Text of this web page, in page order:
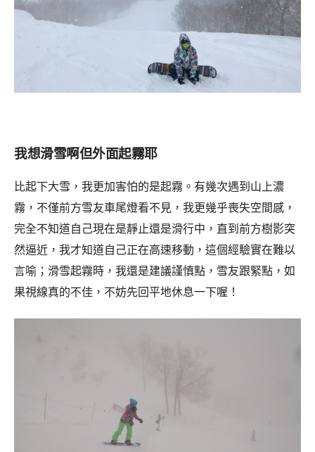
我想滑雪啊但外面起霧耶
比起下大雪，我更加害怕的是起霧。有幾次遇到山上濃
霧，不僅前方雪友車尾燈看不見，我更幾乎喪失空間感，
完全不知道自己現在是靜止還是滑行中，直到前方樹影突
然逼近，我才知道自己正在高速移動，這個經驗實在難以
言喻；滑雪起霧時，我還是建議謹慎點，雪友跟緊點，如
果視線真的不佳，不妨先回平地休息一下喔！